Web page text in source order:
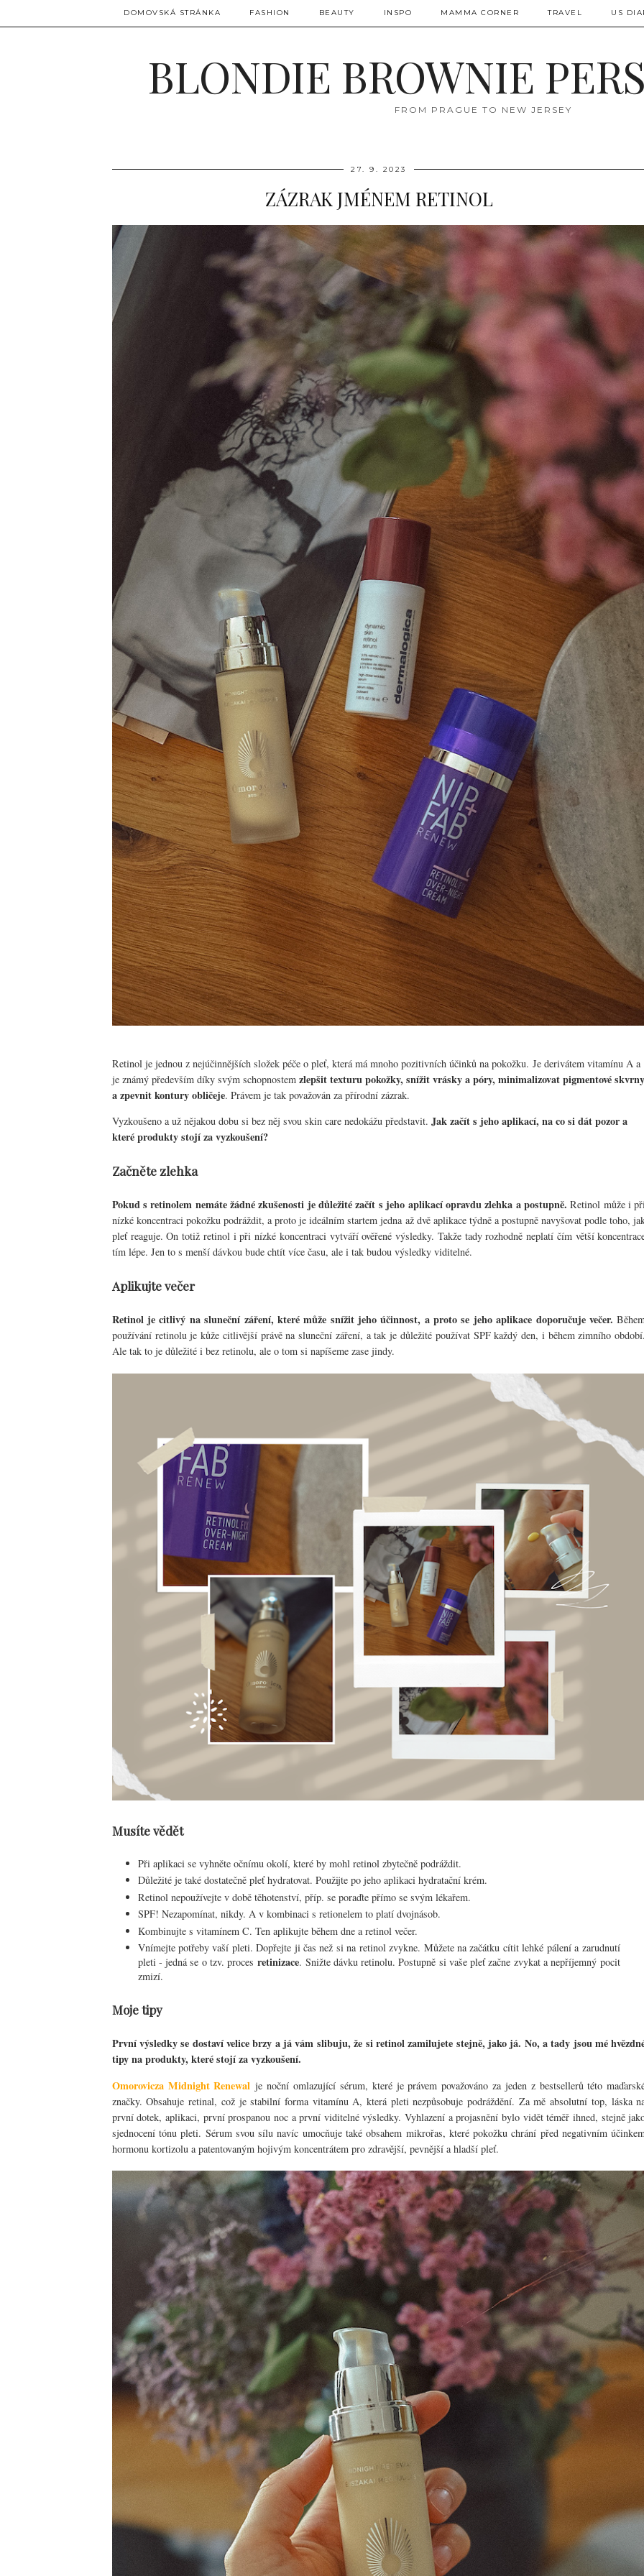
DOMOVSKÁ STRÁNKA FASHION BEAUTY INSPO MAMMA CORNER TRAVEL US
BLONDIE BROWNIE
FROM PRAGUE TO NEW JERSEY
27. 9. 2023
ZÁZRAK JMÉNEM RETINOL
Retinol je jednou z nejúčinnějších složek péče o pleť, která má mnoho pozitivních účinků na pokožku. Je derivátem vitamínu A a
je známý především díky svým schopnostem zlepšit texturu pokožky, snížit vrásky a póry, minimalizovat pigmentové skvrny
a zpevnit kontury obličeje. Právem je tak považován za přírodní zázrak.
Vyzkoušeno a už nějakou dobu si bez něj svou skin care nedokážu představit. Jak začít s jeho aplikací, na co si dát pozor a
které produkty stojí za vyzkoušení?
Začněte zlehka
Pokud s retinolem nemáte žádné zkušenosti je důležité začít s jeho aplikací opravdu zlehka a postupně. Retinol může i
nízké koncentraci pokožku podráždit, a proto je ideálním startem jedna až dvě aplikace týdně a postupně navyšovat podle toho,
pleť reaguje. On totiž retinol i při nízké koncentraci vytváří ověřené výsledky. Takže tady rozhodně neplatí čím větší
tím lépe. Jen to s menší dávkou bude chtít více času, ale i tak budou výsledky viditelné.
Aplikujte večer
Retinol je citlivý na sluneční záření, které může snížit jeho účinnost, a proto se jeho aplikace doporučuje večer.
používání retinolu je kůže citlivější právě na sluneční záření, a tak je důležité používat SPF každý den, i během zimního
Ale tak to je důležité i bez retinolu, ale o tom si napíšeme zase jindy.
Musíte vědět
Při aplikaci se vyhněte očnímu okolí, které by mohl retinol zbytečně podráždit.
Důležité je také dostatečně pleť hydratovat. Použijte po jeho aplikaci hydratační krém.
Retinol nepoužívejte v době těhotenství, příp. se poraďte přímo se svým lékařem.
SPF! Nezapomínat, nikdy. A v kombinaci s retionelem to platí dvojnásob.
Kombinujte s vitamínem C. Ten aplikujte během dne a retinol večer.
Vnímejte potřeby vaší pleti. Dopřejte ji čas než si na retinol zvykne. Můžete na začátku cítit lehké pálení a zarudnutí
pleti - jedná se o tzv. procesretinizace. Snižte dávku retinolu. Postupně si vaše pleť začne zvykat a nepříjemný pocit
zmizí.
Moje tipy
První výsledky se dostaví velice brzy a já vám slibuju, že si retinol zamilujete stejně, jako já. No, a tady jsou mé
tipy na produkty, které stojí za vyzkoušení.
Omorovicza Midnight Renewal je noční omlazující sérum, které je právem považováno za jeden z bestsellerů této
značky. Obsahuje retinal, což je stabilní forma vitamínu A, která pleti nezpůsobuje podráždění. Za mě absolutní top, láska
první dotek, aplikaci, první prospanou noc a první viditelné výsledky. Vyhlazení a projasnění bylo vidět téměř ihned, stejně
sjednocení tónu pleti. Sérum svou sílu navíc umocňuje také obsahem mikrořas, které pokožku chrání před negativním
hormonu kortizolu a patentovaným hojivým koncentrátem pro zdravější, pevnější a hladší pleť.